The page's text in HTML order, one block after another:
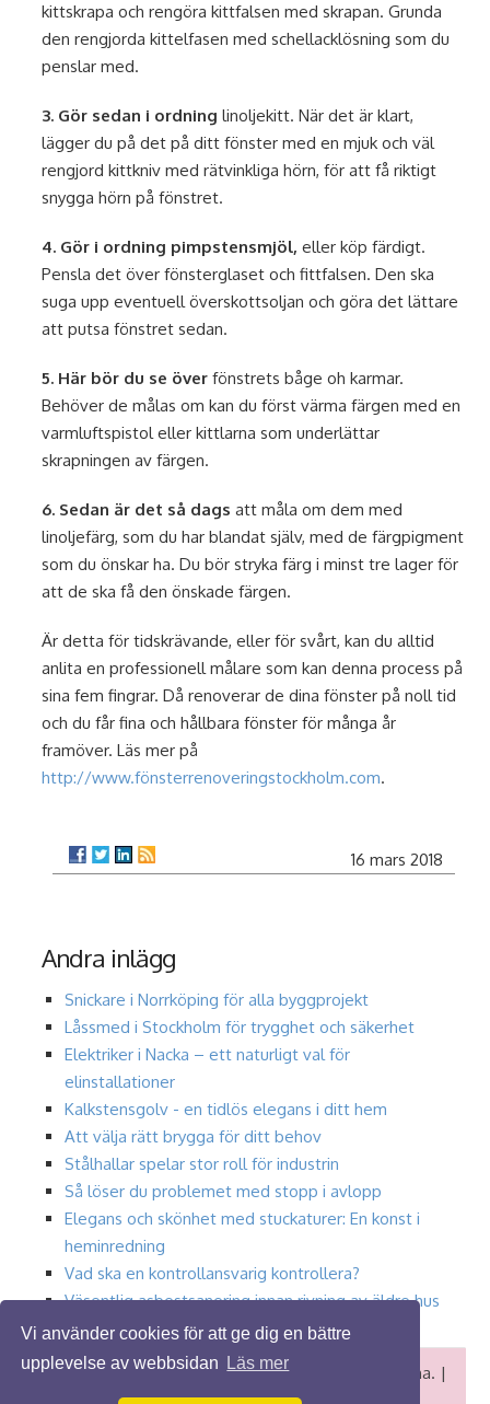
Vi använder cookies för att ge dig en bättre
upplevelse av webbsidan
Läs mer
kittskrapa och rengöra kittfalsen med skrapan. Grunda
den rengjorda kittelfasen med schellacklösning som du
penslar med.
3. Gör sedan i ordning linoljekitt. När det är klart,
lägger du på det på ditt fönster med en mjuk och väl
rengjord kittkniv med rätvinkliga hörn, för att få riktigt
snygga hörn på fönstret.
4. Gör i ordning pimpstensmjöl, eller köp färdigt.
Pensla det över fönsterglaset och fittfalsen. Den ska
suga upp eventuell överskottsoljan och göra det lättare
att putsa fönstret sedan.
5. Här bör du se över fönstrets båge oh karmar.
Behöver de målas om kan du först värma färgen med en
varmluftspistol eller kittlarna som underlättar
skrapningen av färgen.
6. Sedan är det så dags att måla om dem med
linoljefärg, som du har blandat själv, med de färgpigment
som du önskar ha. Du bör stryka färg i minst tre lager för
att de ska få den önskade färgen.
Är detta för tidskrävande, eller för svårt, kan du alltid
anlita en professionell målare som kan denna process på
sina fem fingrar. Då renoverar de dina fönster på noll tid
och du får fina och hållbara fönster för många år
framöver. Läs mer på
http://www.fönsterrenoveringstockholm.com.
16 mars 2018
Andra inlägg
Snickare i Norrköping för alla byggprojekt
Låssmed i Stockholm för trygghet och säkerhet
Elektriker i Nacka – ett naturligt val för
elinstallationer
Kalkstensgolv - en tidlös elegans i ditt hem
Att välja rätt brygga för ditt behov
Stålhallar spelar stor roll för industrin
Så löser du problemet med stopp i avlopp
Elegans och skönhet med stuckaturer: En konst i
heminredning
Vad ska en kontrollansvarig kontrollera?
Väsentlig asbestsanering innan rivning av äldre hus
i Linköping
© 2026 Måleriguide.se. Alla rättigheter förbehållna. |